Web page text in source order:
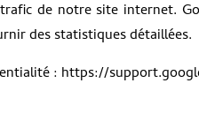
de notre site internet.
des statistiques détaillées.
: https://